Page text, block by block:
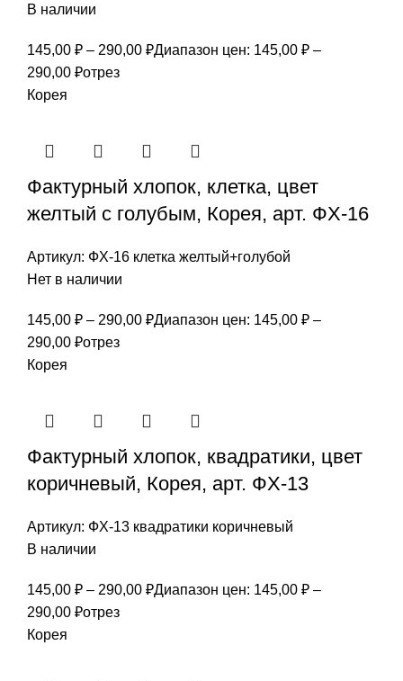
В наличии
145,00 ₽ – 290,00 ₽Диапазон цен: 145,00 ₽ –
290,00 ₽отрез
Корея
Фактурный хлопок, клетка, цвет
желтый с голубым, Корея, арт. ФХ-16
Артикул: ФХ-16 клетка желтый+голубой
Нет в наличии
145,00 ₽ – 290,00 ₽Диапазон цен: 145,00 ₽ –
290,00 ₽отрез
Корея
Фактурный хлопок, квадратики, цвет
коричневый, Корея, арт. ФХ-13
Артикул: ФХ-13 квадратики коричневый
В наличии
145,00 ₽ – 290,00 ₽Диапазон цен: 145,00 ₽ –
290,00 ₽отрез
Корея